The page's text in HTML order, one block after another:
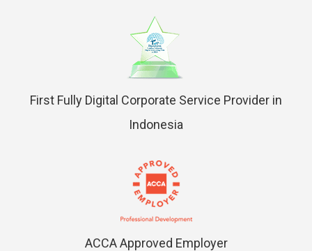
First Fully Digital Corporate Service Provider in
Indonesia
ACCA Approved Employer